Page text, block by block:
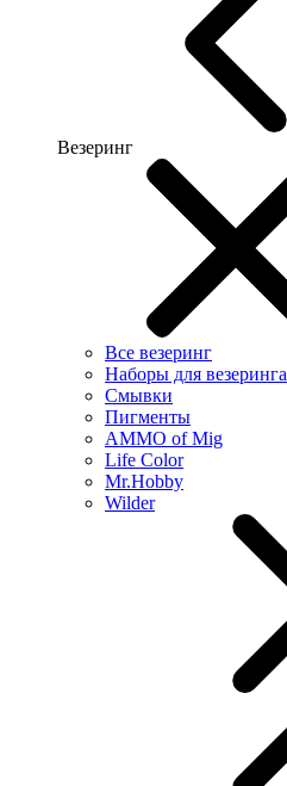
Везеринг
Все везеринг
Наборы для везеринга
Смывки
Пигменты
AMMO of Mig
Life Color
Mr.Hobby
Wilder